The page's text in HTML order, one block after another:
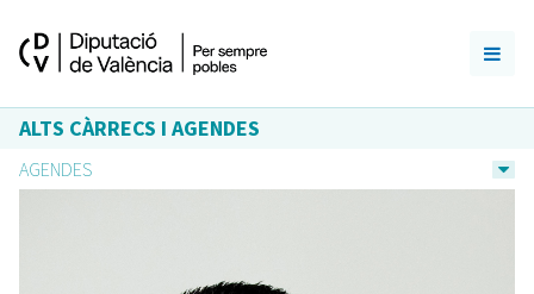
ALTS CÀRRECS I AGENDES
AGENDES